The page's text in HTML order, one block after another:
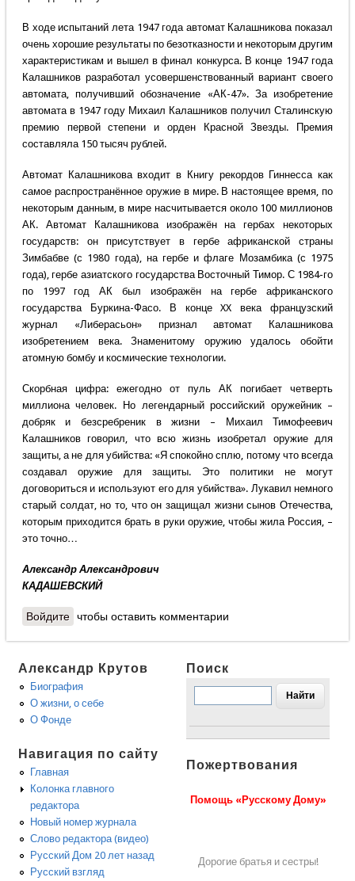
В ходе испытаний лета 1947 года автомат Калашникова показал
очень хорошие результаты по безотказности и некоторым другим
характеристикам и вышел в финал конкурса. В конце 1947 года
Калашников разработал усовершенствованный вариант своего
автомата, получивший обозначение «АК-47». За изобретение
автомата в 1947 году Михаил Калашников получил Сталинскую
премию первой степени и орден Красной Звезды. Премия
составляла 150 тысяч рублей.
Автомат Калашникова входит в Книгу рекордов Гиннесса как
самое распространённое оружие в мире. В настоящее время, по
некоторым данным, в мире насчитывается около 100 миллионов
АК. Автомат Калашникова изображён на гербах некоторых
государств: он присутствует в гербе африканской страны
Зимбабве (с 1980 года), на гербе и флаге Мозамбика (с 1975
года), гербе азиатского государства Восточный Тимор. С 1984-го
по 1997 год АК был изображён на гербе африканского
государства Буркина-Фасо. В конце XX века французский
журнал «Либерасьон» признал автомат Калашникова
изобретением века. Знаменитому оружию удалось обойти
атомную бомбу и космические технологии.
Скорбная цифра: ежегодно от пуль АК погибает четверть
миллиона человек. Но легендарный российский оружейник –
добряк и безсребреник в жизни – Михаил Тимофеевич
Калашников говорил, что всю жизнь изобретал оружие для
защиты, а не для убийства: «Я спокойно сплю, потому что всегда
создавал оружие для защиты. Это политики не могут
договориться и используют его для убийства». Лукавил немного
старый солдат, но то, что он защищал жизни сынов Отечества,
которым приходится брать в руки оружие, чтобы жила Россия, –
это точно…
Александр Александрович
КАДАШЕВСКИЙ
Войдите чтобы оставить комментарии
Александр Крутов
Биография
О жизни, о себе
О Фонде
Навигация по сайту
Главная
Колонка главного
редактора
Новый номер журнала
Слово редактора (видео)
Русский Дом 20 лет назад
Русский взгляд
Поиск
Пожертвования
Помощь «Русскому Дому»
Дорогие братья и сестры!